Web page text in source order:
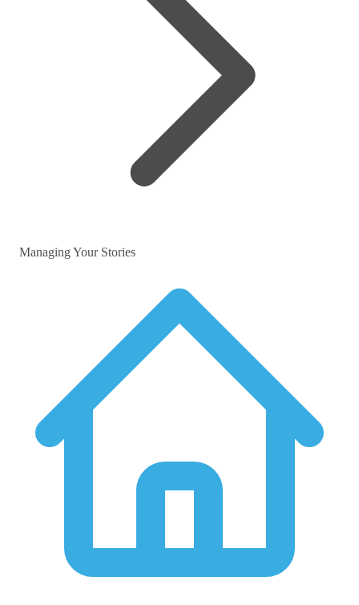
Managing Your Stories